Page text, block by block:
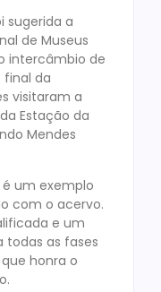
sugerida a
de Museus
intercâmbio de
final da
visitaram a
Estação da
Mendes
um exemplo
com o acervo.
e um
todas as fases
honra o